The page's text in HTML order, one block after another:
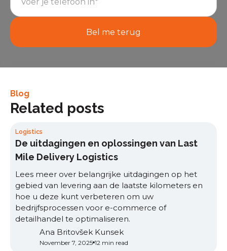
Blog
Related posts
Logistics
De uitdagingen en oplossingen van Last
Mile Delivery Logistics
Lees meer over belangrijke uitdagingen op het
gebied van levering aan de laatste kilometers en
hoe u deze kunt verbeteren om uw
bedrijfsprocessen voor e-commerce of
detailhandel te optimaliseren.
Ana Britovšek Kunsek
November 7, 2025 12 min read